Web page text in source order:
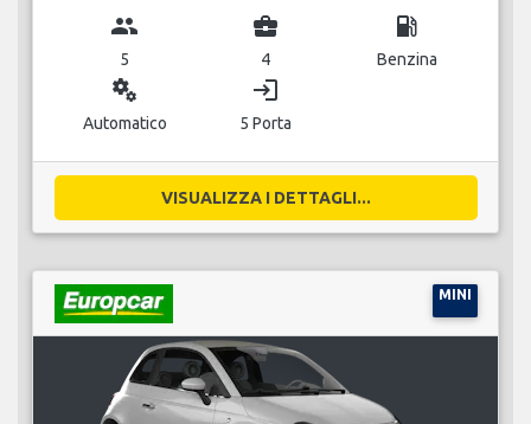
group
5
business_center
4
local_gas_station
Benzina
miscellaneous_services
Automatico
login
5 Porta
VISUALIZZA I DETTAGLI...
MINI